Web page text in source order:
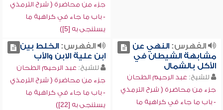
جزء من محاضرة ( شرح الترمذي
- باب ما جاء في كراهية ما
يستنجى به [5])
الفهرس:النهي عن
مشابهة الشيطان في
الأكل بالشمال
للشيخ: عبد الرحيم الطحان
جزء من محاضرة ( شرح الترمذي
- باب ما جاء في كراهية ما
الفهرس:الخلط بين
ابن علية الابن والأب
للشيخ: عبد الرحيم الطحان
جزء من محاضرة ( شرح الترمذي
- باب ما جاء في كراهية ما
يستنجى به [22])